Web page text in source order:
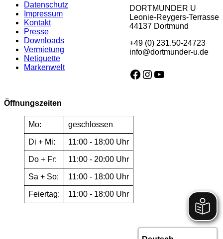
Datenschutz
Impressum
Kontakt
Presse
Downloads
Vermietung
Netiquette
Markenwelt
DORTMUNDER U
Leonie-Reygers-Terrasse
44137 Dortmund
+49 (0) 231.50-24723
info@dortmunder-u.de
Facebook
Instagram
YouTube
Öffnungszeiten
Mo: geschlossen
Di + Mi: 11:00 - 18:00 Uhr
Do + Fr: 11:00 - 20:00 Uhr
Sa + So: 11:00 - 18:00 Uhr
Feiertag: 11:00 - 18:00 Uhr